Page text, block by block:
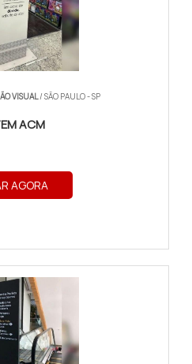
VISUAL/ SÃO PAULO - SP
ACM
AGORA